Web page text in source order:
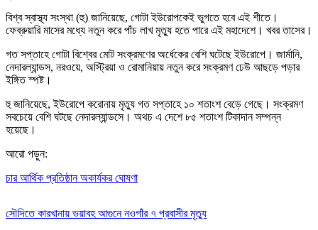
বিশ্ব স্বাস্থ্য সংস্থা (হু) জানিয়েছে, গোটা ইউরোপকেই ভুগতে হবে এই শীতে।
ফেব্রুয়ারি মাসের মধ্যে নতুন করে পাঁচ লাখ মৃত্যু হতে পারে এই মহাদেশে। খবর তাসের।
গত সপ্তাহে গোটা বিশ্বের মোট সংক্রমণের অর্ধেকের বেশি ঘটেছে ইউরোপে। জার্মানি,
নেদারল্যান্ডস, নরওয়ে, অস্ট্রিয়া ও রোমানিয়ায় নতুন করে সংক্রমণ ঢেউ আছড়ে পড়ার
ইঙ্গিত স্পষ্ট।
হু জানিয়েছে, ইউরোপে করোনায় মৃত্যু গত সপ্তাহে ১০ শতাংশ বেড়ে গেছে। সংক্রমণ
সবচেয়ে বেশি ঘটছে নেদারল্যান্ডসে। অথচ এ দেশে ৮৫ শতাংশ টিকাদান সম্পন্ন
হয়েছে।
আরো পড়ুন:
চার আর্থিক প্রতিষ্ঠান অকার্যকর ঘোষণা
সৌদিতে কারখানায় ভয়াবহ আগুনে নওগাঁর ৭ প্রবাসীর মৃত্যু